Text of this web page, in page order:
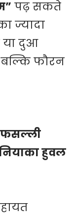
पढ़ सकते
ज्यादा
या दुआ
फौरन
हुवल